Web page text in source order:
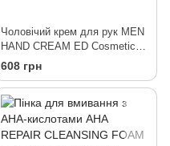
Чоловічий крем для рук MEN
HAND CREAM ED Cosmetics,
50 мл
608 грн